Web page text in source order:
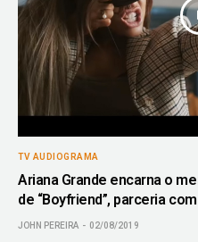
TV AUDIOGRAMA
Ariana Grande encarna o
de “Boyfriend”, parceria
JOHN PEREIRA 02/08/2019